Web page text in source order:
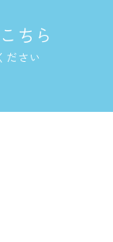
ちら
ださい